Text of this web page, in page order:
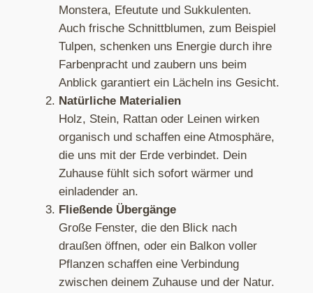
Monstera, Efeutute und Sukkulenten.
Auch frische Schnittblumen, zum Beispiel
Tulpen, schenken uns Energie durch ihre
Farbenpracht und zaubern uns beim
Anblick garantiert ein Lächeln ins Gesicht.
Natürliche Materialien
Holz, Stein, Rattan oder Leinen wirken
organisch und schaffen eine Atmosphäre,
die uns mit der Erde verbindet. Dein
Zuhause fühlt sich sofort wärmer und
einladender an.
Fließende Übergänge
Große Fenster, die den Blick nach
draußen öffnen, oder ein Balkon voller
Pflanzen schaffen eine Verbindung
zwischen deinem Zuhause und der Natur.